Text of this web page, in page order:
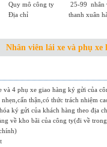
Quy mô công ty 25-99 nhân
Địa chỉ
thanh xuân
Nhân viên lái xe và phụ xe
và 4 phụ xe giao hàng ký gửi của
thận,có thức trách nhiệm
ký gửi của khách hàng theo địa
về kho bãi của công ty(đi về